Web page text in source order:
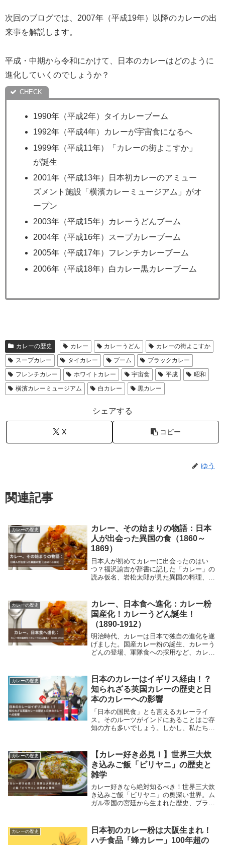
次回のブログでは、2007年（平成19年）以降のカレーの出
来事を解説します。
平成・中期から令和にかけて、日本のカレーはどのように
進化していくのでしょうか？
1990年（平成2年）タイカレーブーム
1992年（平成4年）カレーが宇宙食になるへ
1999年（平成11年）「カレーの街よこすか」
が誕生
2001年（平成13年）日本初カレーのアミュー
ズメント施設「横濱カレーミュージアム」がオ
ープン
2003年（平成15年）カレーうどんブーム
2004年（平成16年）スープカレーブーム
2005年（平成17年）フレンチカレーブーム
2006年（平成18年）白カレー黒カレーブーム
カレーの歴史 カレー カレーうどん
カレーの街よこすか
スープカレー
タイカレー ブーム
ブラックカレー
フレンチカレー
ホワイトカレー 宇宙食 平成
昭和
横濱カレーミュージアム
白カレー 黒カレー
シェアする
X コピー
ゆう
関連記事
カレーの歴史
カレー、その始まりの物語：日本
人が出会った異国の食（1860～
1869）
日本人が初めてカレーに出会ったのはい
つ？福沢諭吉が辞書に記した「カレー」の
読み仮名、岩松太郎が見た異国の料理、山
カレーの歴史
カレー、日本食へ進化：カレー粉
国産化！カレーうどん誕生！
（1890-1912）
明治時代、カレーは日本で独自の進化を遂
げました。国産カレー粉の誕生、カレーう
どんの登場、軍隊食への採用など、カレー
カレーの歴史
日本のカレーはイギリス経由！？
知られざる英国カレーの歴史と日
本のカレーへの影響
「日本の国民食」とも言えるカレーライ
ス。そのルーツがインドにあることはご存
知の方も多いでしょう。しかし、私たちが
ことを知っていましたか？実は、日本のカ
レーは遥か遠い...
カレーの歴史
【カレー好き必見！】世界三大炊
き込みご飯「ビリヤニ」の歴史と
雑学
カレー好きなら絶対知るべき！世界三大炊
き込みご飯「ビリヤニ」の奥深い世界。ム
ガル帝国の宮廷から生まれた歴史、プラオ
ヤニ通に！
カレーの歴史
日本初のカレー粉は大阪生まれ！
ハチ食品「蜂カレー」100年超の